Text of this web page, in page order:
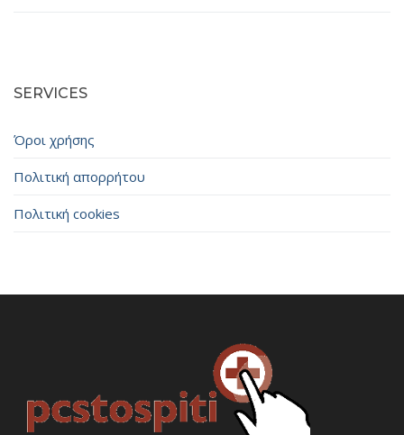
SERVICES
Όροι χρήσης
Πολιτική απορρήτου
Πολιτική cookies